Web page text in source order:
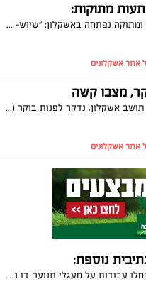
מתוקות:
חנות חדשה ומתוקה נפתחה באשקלון: "שיוש- הפתעות מתוקות" ברחוב הרצל 85 צמוד לעלאפיה (דלי קרים לשעבר). פרלינים מתוקים, מארזי שי לכל אירוע וחג, בלוני הליום, בובות מקסימות בכל הגדלים, סידור בר מתוקים בכל אירוע, קישוט רכבים, סידורי פרחים ובלונים. תתכוננו להיות מופתעים...
גבר כבן 36 תושב אשקלון, נדקר לפנות בוקר (רביעי) ונפצע באורח קשה. המשטרה פתחה בחקירה
נוספת:
בימים אלו החלו עבודות על מעגלי תנועה דו נתיביים גם לאורך ציר 'קדש' בשכונת ברנע. במסגרת העבודות יתווספו גם נתיב נסיעה ושביל אופניים. מעגלי תנועה דו נתיביים יבוצעו גם ב'שדרות ירושלים'